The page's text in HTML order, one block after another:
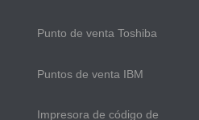
Punto de venta Toshiba
Puntos de venta IBM
Impresora de código de